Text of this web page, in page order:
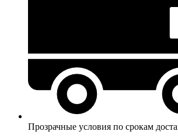
Прозрачные условия по срокам